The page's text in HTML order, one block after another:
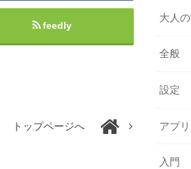
feedly
トップページへ
大人
全般
設定
アプリ
入門